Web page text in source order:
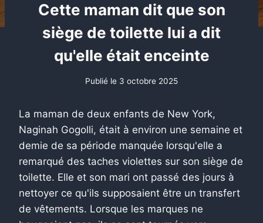
Cette maman dit que son
siège de toilette lui a dit
qu'elle était enceinte
Publié le 3 octobre 2025
La maman de deux enfants de New York,
Naginah Gogolli, était à environ une semaine et
demie de sa période manquée lorsqu'elle a
remarqué des taches violettes sur son siège de
toilette. Elle et son mari ont passé des jours à
nettoyer ce qu'ils supposaient être un transfert
de vêtements. Lorsque les marques ne